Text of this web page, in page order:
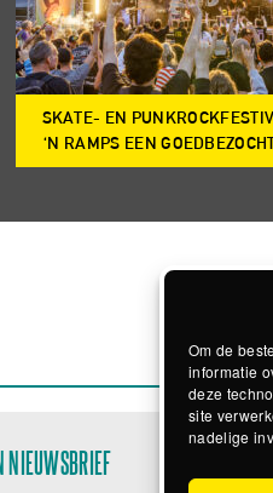
Om de
informatie
deze
site
nadelige
SKATE- EN
‘N RAMPS EEN
NIEUWSBRIEF